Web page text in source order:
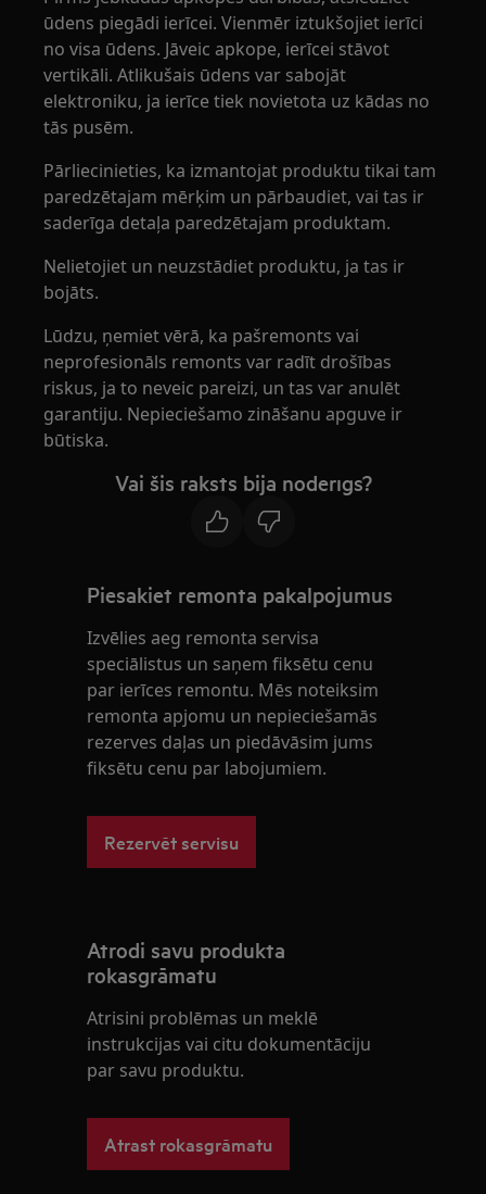
ūdens piegādi ierīcei. Vienmēr iztukšojiet ierīci
no visa ūdens. Jāveic apkope, ierīcei stāvot
vertikāli. Atlikušais ūdens var sabojāt
elektroniku, ja ierīce tiek novietota uz kādas no
tās pusēm.
Pārliecinieties, ka izmantojat produktu tikai tam
paredzētajam mērķim un pārbaudiet, vai tas ir
saderīga detaļa paredzētajam produktam.
Nelietojiet un neuzstādiet produktu, ja tas ir
bojāts.
Lūdzu, ņemiet vērā, ka pašremonts vai
neprofesionāls remonts var radīt drošības
riskus, ja to neveic pareizi, un tas var anulēt
garantiju. Nepieciešamo zināšanu apguve ir
būtiska.
Vai šis raksts bija noderīgs?
Piesakiet remonta pakalpojumus
Izvēlies aeg remonta servisa
speciālistus un saņem fiksētu cenu
par ierīces remontu. Mēs noteiksim
remonta apjomu un nepieciešamās
rezerves daļas un piedāvāsim jums
fiksētu cenu par labojumiem.
Rezervēt servisu
Atrodi savu produkta
rokasgrāmatu
Atrisini problēmas un meklē
instrukcijas vai citu dokumentāciju
par savu produktu.
Atrast rokasgrāmatu